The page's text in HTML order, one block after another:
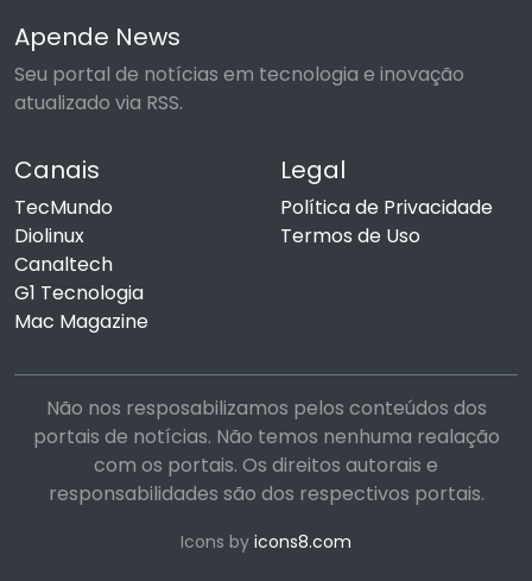
Apende News
Seu portal de notícias em tecnologia e inovação
atualizado via RSS.
Canais
TecMundo
Diolinux
Canaltech
G1 Tecnologia
Mac Magazine
Legal
Política de Privacidade
Termos de Uso
Não nos resposabilizamos pelos conteúdos dos
portais de notícias. Não temos nenhuma realação
com os portais. Os direitos autorais e
responsabilidades são dos respectivos portais.
Icons by icons8.com